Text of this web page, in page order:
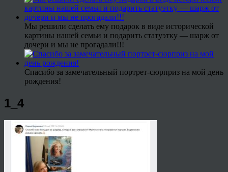
Мы решили сделать ему подарок в виде исторической
картины нашей семьи и подарить статуэтку — шарж от
дочери и мы не прогадали!!!
Спасибо за замечательный портрет-сюрприз на мой день
рождения!
1_4